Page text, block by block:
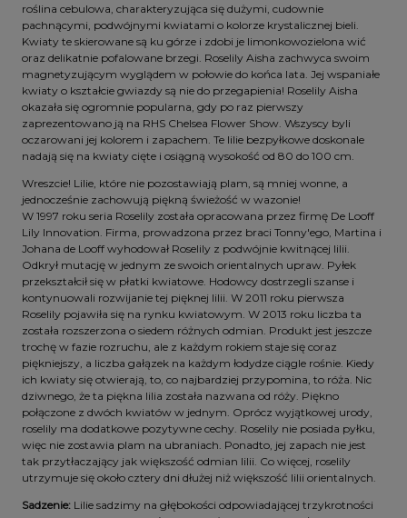
roślina cebulowa, charakteryzująca się dużymi, cudownie
pachnącymi, podwójnymi kwiatami o kolorze krystalicznej bieli.
Kwiaty te skierowane są ku górze i zdobi je limonkowozielona wić
oraz delikatnie pofalowane brzegi. Roselily Aisha zachwyca swoim
magnetyzującym wyglądem w połowie do końca lata. Jej wspaniałe
kwiaty o kształcie gwiazdy są nie do przegapienia! Roselily Aisha
okazała się ogromnie popularna, gdy po raz pierwszy
zaprezentowano ją na RHS Chelsea Flower Show. Wszyscy byli
oczarowani jej kolorem i zapachem. Te lilie bezpyłkowe doskonale
nadają się na kwiaty cięte i osiągną wysokość od 80 do 100 cm.
Wreszcie! Lilie, które nie pozostawiają plam, są mniej wonne, a
jednocześnie zachowują piękną świeżość w wazonie!
W 1997 roku seria Roselily została opracowana przez firmę De Looff
Lily Innovation. Firma, prowadzona przez braci Tonny'ego, Martina i
Johana de Looff wyhodował Roselily z podwójnie kwitnącej lilii.
Odkrył mutację w jednym ze swoich orientalnych upraw. Pyłek
przekształcił się w płatki kwiatowe. Hodowcy dostrzegli szanse i
kontynuowali rozwijanie tej pięknej lilii. W 2011 roku pierwsza
Roselily pojawiła się na rynku kwiatowym. W 2013 roku liczba ta
została rozszerzona o siedem różnych odmian. Produkt jest jeszcze
trochę w fazie rozruchu, ale z każdym rokiem staje się coraz
piękniejszy, a liczba gałązek na każdym łodydze ciągle rośnie. Kiedy
ich kwiaty się otwierają, to, co najbardziej przypomina, to róża. Nic
dziwnego, że ta piękna lilia została nazwana od róży. Piękno
połączone z dwóch kwiatów w jednym. Oprócz wyjątkowej urody,
roselily ma dodatkowe pozytywne cechy. Roselily nie posiada pyłku,
więc nie zostawia plam na ubraniach. Ponadto, jej zapach nie jest
tak przytłaczający jak większość odmian lilii. Co więcej, roselily
utrzymuje się około cztery dni dłużej niż większość lilii orientalnych.
Sadzenie: Lilie sadzimy na głębokości odpowiadającej trzykrotności